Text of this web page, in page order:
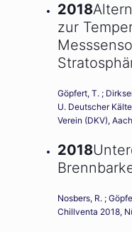
2018
zur
Göpfert, T. ;
U. Deutscher
Verein (DKV),
2018
Nosbers, R. ;
Chillventa 2018,